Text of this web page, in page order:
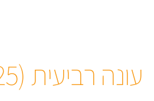
עונה רביעית (2024-2025)